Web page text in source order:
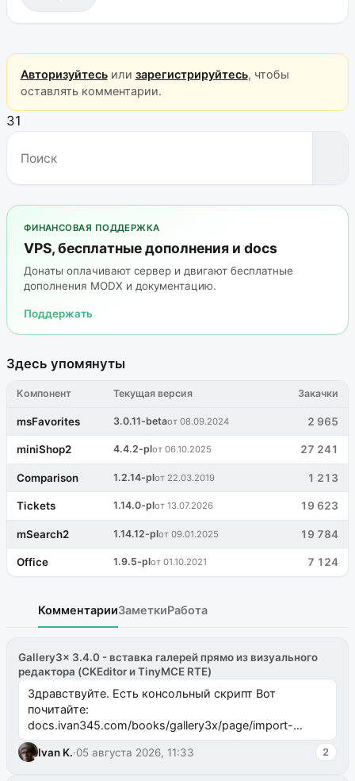
Авторизуйтесьили зарегистрируйтесь, чтобы
оставлять комментарии.
31
ФИНАНСОВАЯ ПОДДЕРЖКА
VPS, бесплатные дополнения и docs
Донаты оплачивают сервер и двигают бесплатные
дополнения MODX и документацию.
Поддержать
Здесь упомянуты
Компонент Текущая версия Закачки
msFavorites 3.0.11-betaот 08.09.2024 2 965
miniShop2 4.4.2-plот 06.10.2025 27 241
Comparison 1.2.14-plот 22.03.2019 1 213
Tickets 1.14.0-plот 13.07.2026 19 623
mSearch2 1.14.12-plот 09.01.2025 19 784
Office 1.9.5-plот 01.10.2021 7 124
КомментарииЗаметкиРабота
Gallery3x 3.4.0 - вставка галерей прямо из визуального
редактора (CKEditor и TinyMCE RTE)
Здравствуйте. Есть консольный скрипт Вот
почитайте:
docs.ivan345.com/books/gallery3x/page/import-
ms2galleryphp
Ivan K.·05 августа 2026, 11:33 2